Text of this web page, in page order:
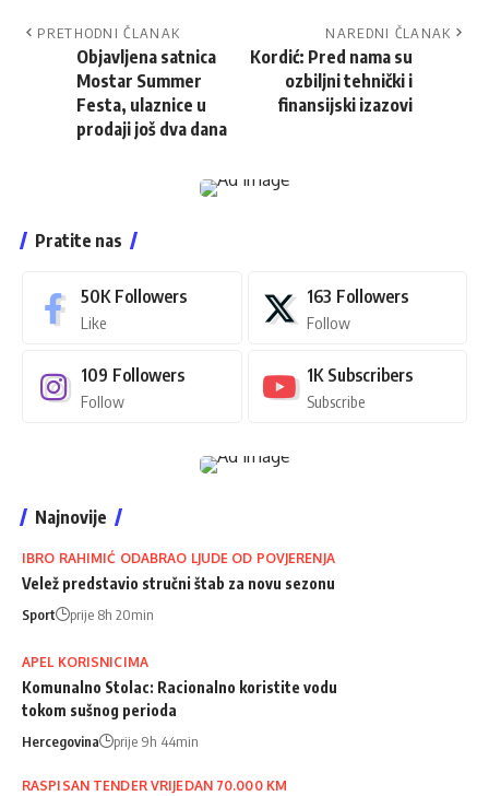
PRETHODNI ČLANAK
Objavljena satnica
Mostar Summer
Festa, ulaznice u
prodaji još dva dana
NAREDNI ČLANAK
Kordić: Pred nama su
ozbiljni tehnički i
finansijski izazovi
Pratite nas
50K Followers
Like
163 Followers
Follow
109 Followers
Follow
1K Subscribers
Subscribe
Najnovije
IBRO RAHIMIĆ ODABRAO LJUDE OD POVJERENJA
Velež predstavio stručni štab za novu sezonu
Sport prije 8h 20min
APEL KORISNICIMA
Komunalno Stolac: Racionalno koristite vodu
tokom sušnog perioda
Hercegovina prije 9h 44min
RASPISAN TENDER VRIJEDAN 70.000 KM